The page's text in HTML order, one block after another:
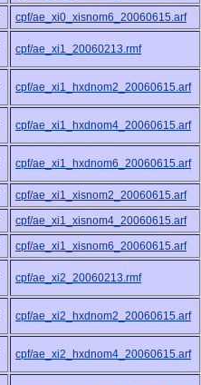
cpf/ae_xi0_xisnom6_20060615.arf
cpf/ae_xi1_20060213.rmf
cpf/ae_xi1_hxdnom2_20060615.arf
cpf/ae_xi1_hxdnom4_20060615.arf
cpf/ae_xi1_hxdnom6_20060615.arf
cpf/ae_xi1_xisnom2_20060615.arf
cpf/ae_xi1_xisnom4_20060615.arf
cpf/ae_xi1_xisnom6_20060615.arf
cpf/ae_xi2_20060213.rmf
cpf/ae_xi2_hxdnom2_20060615.arf
cpf/ae_xi2_hxdnom4_20060615.arf